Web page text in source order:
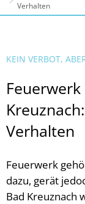
Verhalten
KEIN VERBOT,
Verhalten
Feuerwerk
dazu, gerät
Bad Kreuznach